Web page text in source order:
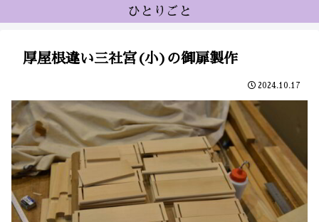
ひとりごと
厚屋根違い三社宮(小)の御扉製作
2024.10.17